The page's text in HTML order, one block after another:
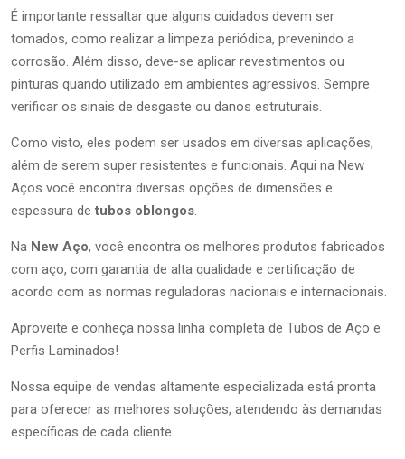
É importante ressaltar que alguns cuidados devem ser
tomados, como realizar a limpeza periódica, prevenindo a
corrosão. Além disso, deve-se aplicar revestimentos ou
pinturas quando utilizado em ambientes agressivos. Sempre
verificar os sinais de desgaste ou danos estruturais.
Como visto, eles podem ser usados em diversas aplicações,
além de serem super resistentes e funcionais. Aqui na New
Aços você encontra diversas opções de dimensões e
espessura de tubos oblongos.
Na New Aço, você encontra os melhores produtos fabricados
com aço, com garantia de alta qualidade e certificação de
acordo com as normas reguladoras nacionais e internacionais.
Aproveite e conheça nossa linha completa de Tubos de Aço e
Perfis Laminados!
Nossa equipe de vendas altamente especializada está pronta
para oferecer as melhores soluções, atendendo às demandas
específicas de cada cliente.